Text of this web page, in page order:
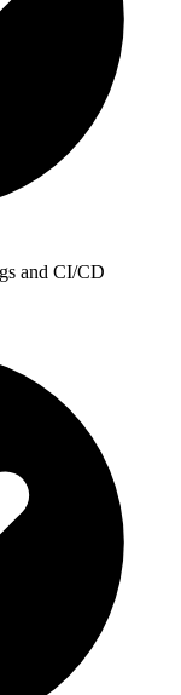
and CI/CD